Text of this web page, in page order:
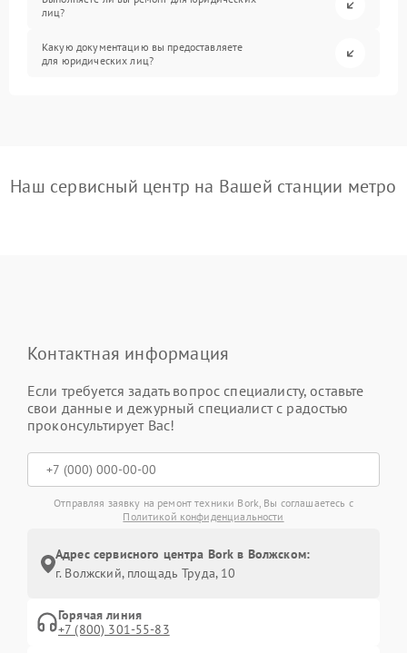
лиц?
Какую документацию вы предоставляете
для юридических лиц?
Наш сервисный центр на Вашей станции метро
Контактная информация
Если требуется задать вопрос специалисту, оставьте
свои данные и дежурный специалист с радостью
проконсультирует Вас!
Отправляя заявку на ремонт техники Bork, Вы соглашаетесь с
Политикой конфиденциальности
Адрес сервисного центра Bork в Волжском:
г. Волжский, площадь Труда, 10
Горячая линия
+7 (800) 301-55-83